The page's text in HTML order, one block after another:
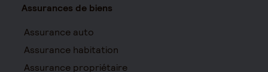
Assurances de biens
Assurance auto
Assurance habitation
Assurance propriétaire